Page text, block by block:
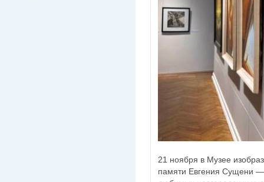
21 ноября в Музее
памяти Евгения Сущени